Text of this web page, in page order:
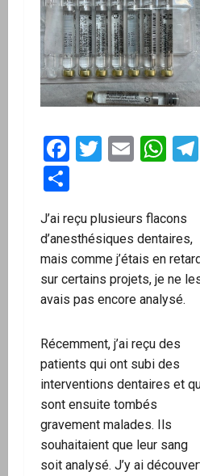
Facebook
Twitter
Email
J’ai reçu plusieurs flacons
d’anesthésiques dentaires,
mais comme j’étais en
sur certains projets, je ne
avais pas encore analysé.
Récemment, j’ai reçu des
patients qui ont subi des
interventions dentaires et
sont ensuite tombés
gravement malades. Ils
souhaitaient que leur sang
soit analysé. J’y ai